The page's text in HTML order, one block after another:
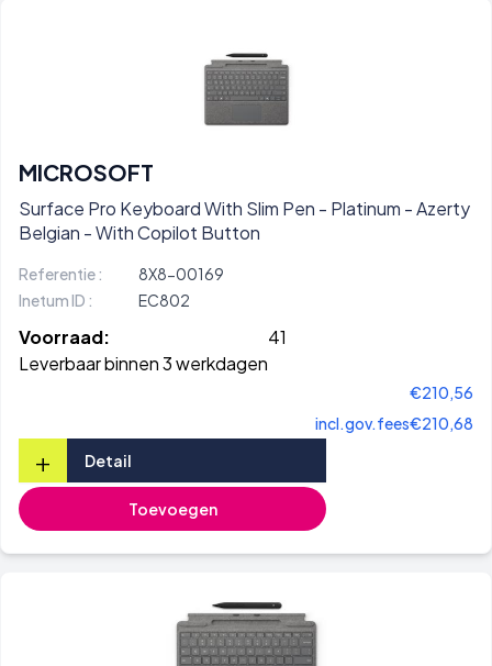
MICROSOFT
Surface Pro Keyboard With Slim Pen - Platinum - Azerty
Belgian - With Copilot Button
Referentie :
8X8-00169
Inetum ID :
EC802
Voorraad:
41
Leverbaar binnen 3 werkdagen
€210,56
incl.gov.fees€210,68
+ Detail
Toevoegen